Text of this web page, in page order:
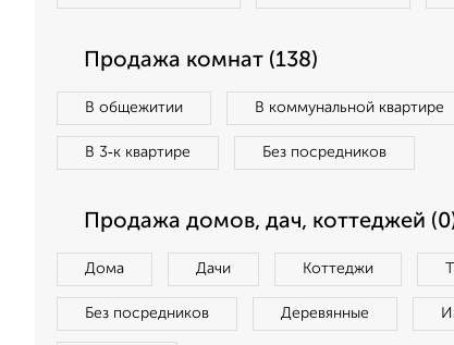
Продажа комнат (138)
В общежитии В коммунальной квартире
В 3‑к квартире Без посредников
Продажа домов, дач, коттеджей
Дома Дачи Коттеджи
Без посредников Деревянные